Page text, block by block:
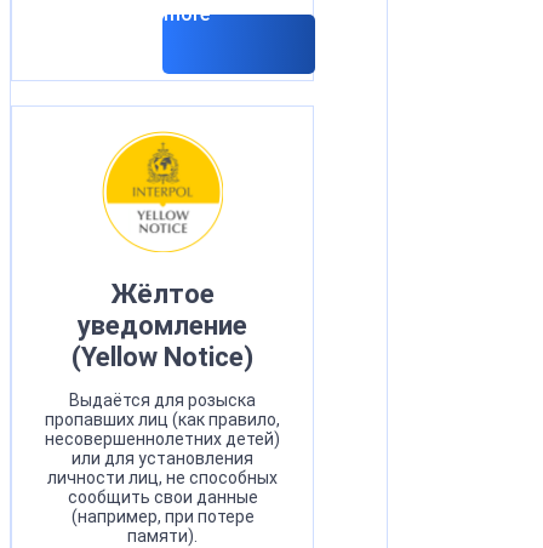
Read more
Жёлтое
уведомление
(Yellow Notice)
Выдаётся для розыска
пропавших лиц (как правило,
несовершеннолетних детей)
или для установления
личности лиц, не способных
сообщить свои данные
(например, при потере
памяти).